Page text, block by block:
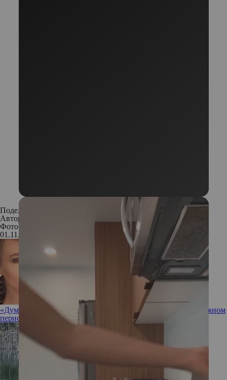
Поделиться:
Автор:
Фото: Пресс-служба
01.11.2022
«Думала, что сойду с ума»: Глюкоза рассказала о самом сложном
периоде своей семейной жизни